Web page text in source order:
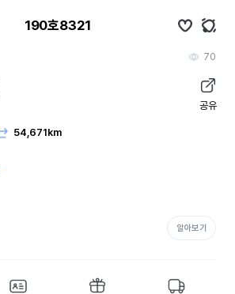
190호8321
70
공유
54,671km
알아보기